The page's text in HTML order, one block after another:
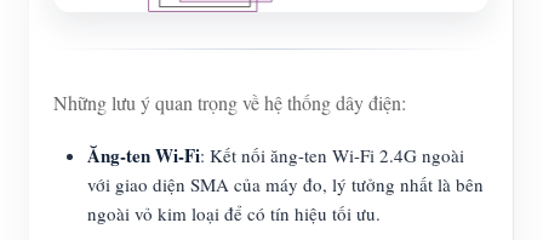
Những lưu ý quan trọng về hệ thống dây điện:
Ăng-ten Wi-Fi: Kết nối ăng-ten Wi-Fi 2.4G ngoài
với giao diện SMA của máy đo, lý tưởng nhất là bên
ngoài vỏ kim loại để có tín hiệu tối ưu.